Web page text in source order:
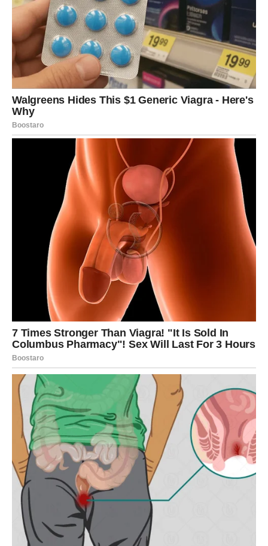
sagledaš realnu sliku.
Zdravlje i energija
Mentalna iscrpljenost je danas izraženija od fizičke.
Previše razmišljanja, analiziranja i brige može ti doneti
nervozu, nesanicu ili napetost u ramenima i vratu.
Pokušaj da napraviš pauze, isključiš telefon bar na kratko
i usmeriš misli na nešto jednostavno i opuštajuće. Kratka
šetnja ili razgovor sa dragom osobom može imati snažan
terapeutski efekat.
Porodica i odnosi
U odnosima sa porodicom i bliskim ljudima danas može
nesporazuma zbog pogrešno shvaćenih reči
Neko može tvoju iskrenost shvatiti kao kritiku.
Pokušaj da budeš strpljiv i da ne reaguješ impulsivno.
Razjašnjenje dolazi lako ako si spreman da saslušaš, ne
samo da govoriš.